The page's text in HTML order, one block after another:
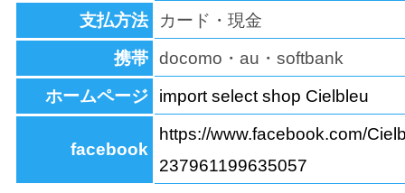
支払方法
カード・現金
携帯 docomo・au・softbank
ホームページ import select shop Cielbleu
facebook
https://www.facebook.com/
237961199635057